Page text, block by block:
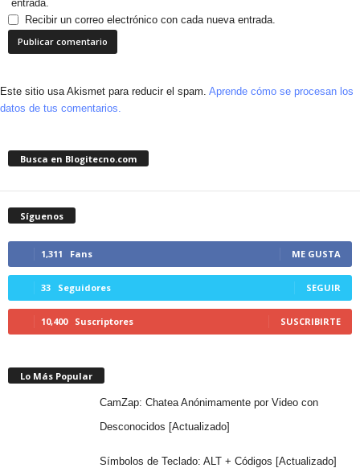
entrada.
Recibir un correo electrónico con cada nueva entrada.
Este sitio usa Akismet para reducir el spam. Aprende cómo se procesan los
datos de tus comentarios.
Busca en Blogitecno.com
Síguenos
1,311 Fans ME GUSTA
33 Seguidores SEGUIR
10,400 Suscriptores SUSCRIBIRTE
Lo Más Popular
CamZap: Chatea Anónimamente por Video con
Desconocidos [Actualizado]
Símbolos de Teclado: ALT + Códigos [Actualizado]